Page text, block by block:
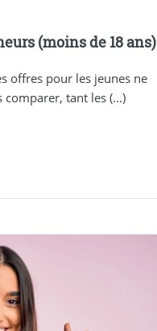
(moins de 18 ans)
offres pour les jeunes ne
tant les (...)